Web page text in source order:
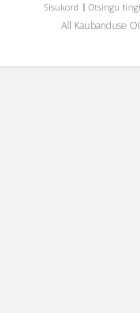
Sisukord Otsingu
All Kaubanduse